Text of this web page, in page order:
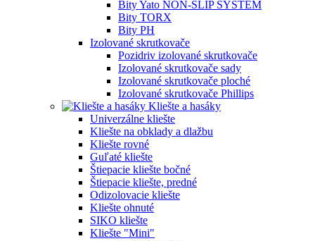
Bity Yato NON-SLIP SYSTÉM
Bity TORX
Bity PH
Izolované skrutkovače
Pozidriv izolované skrutkovače
Izolované skrutkovače sady
Izolované skrutkovače ploché
Izolované skrutkovače Phillips
Kliešte a hasáky
Univerzálne kliešte
Kliešte na obklady a dlažbu
Kliešte rovné
Guľaté kliešte
Štiepacie kliešte bočné
Štiepacie kliešte, predné
Odizolovacie kliešte
Kliešte ohnuté
SIKO kliešte
Kliešte "Mini"